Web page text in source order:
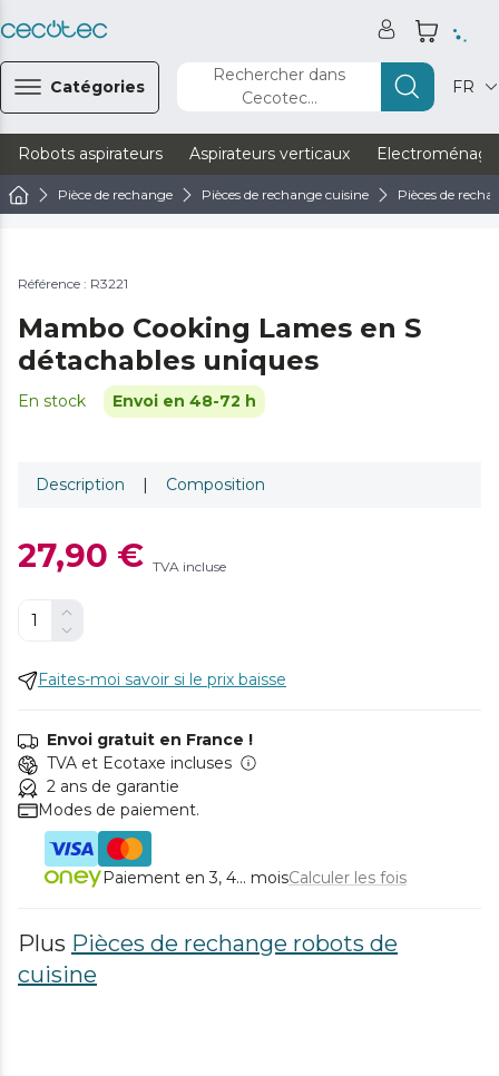
Catégories
Rechercher dans
Cecotec...
FR
Robots aspirateurs Aspirateurs verticaux
Pièce de rechange Pièces de rechange cuisine Pièces de
Référence : R3221
Mambo Cooking Lames en S
détachables uniques
En stock Envoi en 48-72 h
Description | Composition
27,90 € TVA incluse
Faites-moi savoir si le prix baisse
Envoi gratuit en France !
TVA et Ecotaxe incluses
2 ans de garantie
Modes de paiement.
Paiement en 3, 4... moisCalculer les fois
Plus Pièces de rechange robots de
cuisine